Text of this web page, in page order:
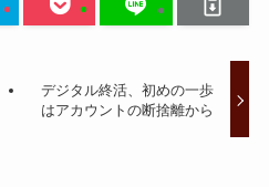
デジタル終活、初めの一歩
はアカウントの断捨離から